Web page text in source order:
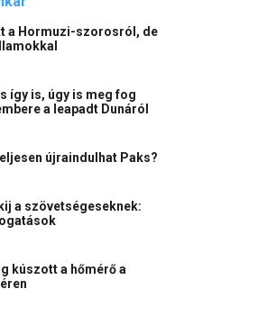
a Hormuzi-szorosról, de
így is, úgy is meg fog
a leapadt Dunáról
újraindulhat Paks?
a szövetségeseknek:
kúszott a hőmérő a